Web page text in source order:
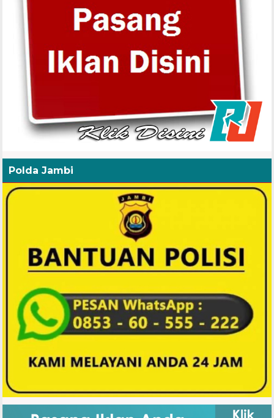
Polda Jambi